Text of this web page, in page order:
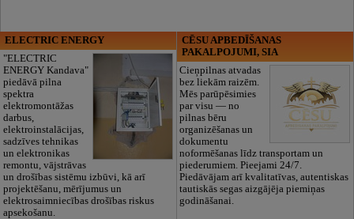
ELECTRIC ENERGY
"ELECTRIC
ENERGY Kandava"
piedāvā pilna
spektra
elektromontāžas
darbus,
elektroinstalācijas,
sadzīves tehnikas
un elektronikas
remontu, vājstrāvas
un drošības sistēmu izbūvi, kā arī
projektēšanu, mērījumus un
elektrosaimniecības drošības riskus
apsekošanu.
CĒSU APBEDĪŠANAS
PAKALPOJUMI, SIA
Cieņpilnas atvadas
bez liekām raizēm.
Mēs parūpēsimies
par visu — no
pilnas bēru
organizēšanas un
dokumentu
noformēšanas līdz transportam un
piederumiem. Pieejami 24/7.
Piedāvājam arī kvalitatīvas, autentiskas
tautiskās segas aizgājēja piemiņas
godināšanai.